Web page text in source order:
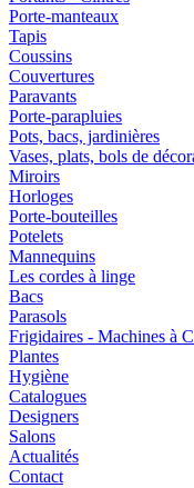
Porte-manteaux
Tapis
Coussins
Couvertures
Paravants
Porte-parapluies
Pots, bacs, jardinières
Vases, plats, bols de
Miroirs
Horloges
Porte-bouteilles
Potelets
Mannequins
Les cordes à linge
Bacs
Parasols
Frigidaires - Machines à
Plantes
Hygiène
Catalogues
Designers
Salons
Actualités
Contact